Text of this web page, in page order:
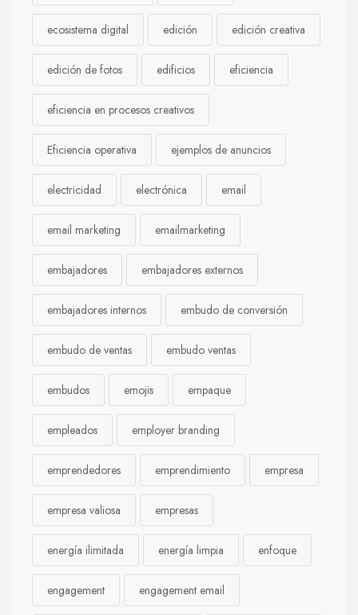
ecosistema digital edición edición creativa
edición de fotos edificios eficiencia
eficiencia en procesos creativos
Eficiencia operativa ejemplos de anuncios
electricidad electrónica email
email marketing emailmarketing
embajadores embajadores externos
embajadores internos embudo de conversión
embudo de ventas embudo ventas
embudos emojis empaque
empleados employer branding
emprendedores emprendimiento empresa
empresa valiosa empresas
energía ilimitada energía limpia enfoque
engagement engagement email